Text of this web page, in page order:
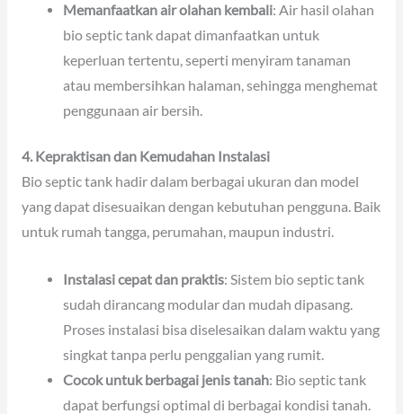
Memanfaatkan air olahan kembali: Air hasil olahan
bio septic tank dapat dimanfaatkan untuk
keperluan tertentu, seperti menyiram tanaman
atau membersihkan halaman, sehingga menghemat
penggunaan air bersih.
4. Kepraktisan dan Kemudahan Instalasi
Bio septic tank hadir dalam berbagai ukuran dan model
yang dapat disesuaikan dengan kebutuhan pengguna. Baik
untuk rumah tangga, perumahan, maupun industri.
Instalasi cepat dan praktis: Sistem bio septic tank
sudah dirancang modular dan mudah dipasang.
Proses instalasi bisa diselesaikan dalam waktu yang
singkat tanpa perlu penggalian yang rumit.
Cocok untuk berbagai jenis tanah: Bio septic tank
dapat berfungsi optimal di berbagai kondisi tanah.